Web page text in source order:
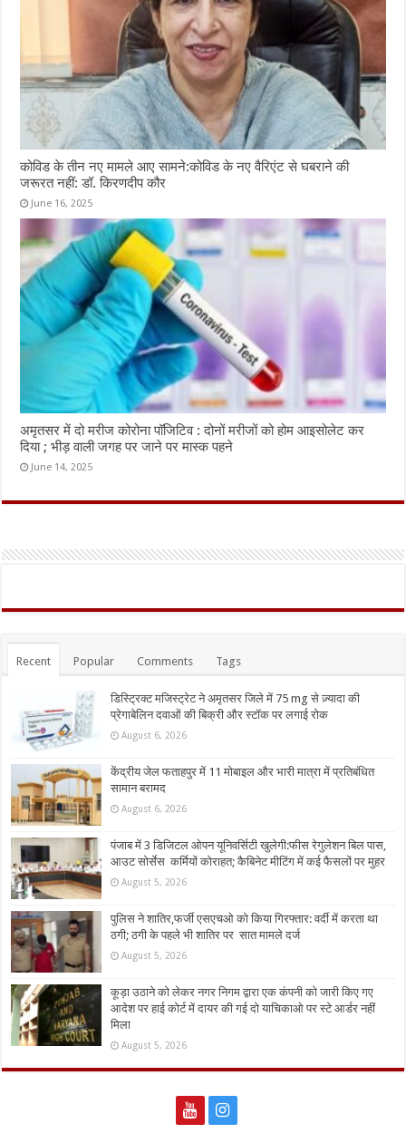
कोविड के तीन नए मामले आए सामने:कोविड के नए वैरिएंट से घबराने की
जरूरत नहीं: डॉ. किरणदीप कौर
June 16, 2025
अमृतसर में दो मरीज कोरोना पॉजिटिव : दोनों मरीजों को होम आइसोलेट कर
दिया ; भीड़ वाली जगह पर जाने पर मास्क पहने
June 14, 2025
Recent Popular Comments Tags
डिस्ट्रिक्ट मजिस्ट्रेट ने अमृतसर जिले में 75 mg से ज़्यादा की
प्रेगाबेलिन दवाओं की बिक्री और स्टॉक पर लगाई रोक
August 6, 2026
केंद्रीय जेल फताहपुर में 11 मोबाइल और भारी मात्रा में प्रतिबंधित
सामान बरामद
August 6, 2026
पंजाब में 3 डिजिटल ओपन यूनिवर्सिटी खुलेगी:फीस रेगुलेशन बिल पास,
आउट सोर्सेस कर्मियों कोराहत; कैबिनेट मीटिंग में कई फैसलों पर मुहर
August 5, 2026
पुलिस ने शातिर,फर्जी एसएचओ को किया गिरफ्तार: वर्दी में करता था
ठगी; ठगी के पहले भी शातिर पर सात मामले दर्ज
August 5, 2026
कूड़ा उठाने को लेकर नगर निगम द्वारा एक कंपनी को जारी किए गए
आदेश पर हाई कोर्ट में दायर की गई दो याचिकाओ पर स्टे आर्डर नहीं
मिला
August 5, 2026